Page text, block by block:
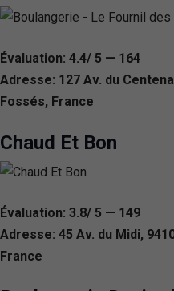
Évaluation: 4.4/ 5 — 164
Adresse: 127 Av. du
Fossés, France
Chaud Et Bon
Évaluation: 3.8/ 5 — 149
Adresse: 45 Av. du Midi,
France